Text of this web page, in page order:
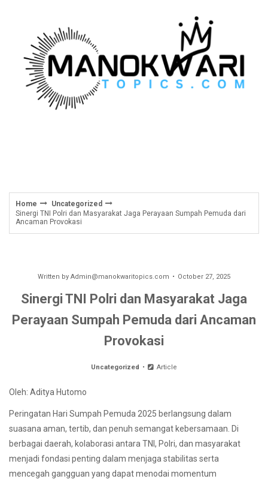
Home
Uncategorized
Sinergi TNI Polri dan Masyarakat Jaga Perayaan Sumpah Pemuda dari
Ancaman Provokasi
Written by Admin@manokwaritopics.com October 27, 2025
Sinergi TNI Polri dan Masyarakat Jaga
Perayaan Sumpah Pemuda dari Ancaman
Provokasi
Uncategorized Article
Oleh: Aditya Hutomo
Peringatan Hari Sumpah Pemuda 2025 berlangsung dalam
suasana aman, tertib, dan penuh semangat kebersamaan. Di
berbagai daerah, kolaborasi antara TNI, Polri, dan masyarakat
menjadi fondasi penting dalam menjaga stabilitas serta
mencegah gangguan yang dapat menodai momentum